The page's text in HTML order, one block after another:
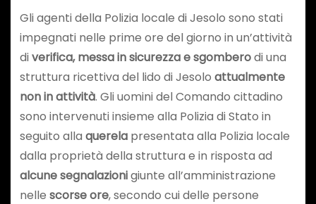
Gli agenti della Polizia locale di Jesolo sono stati
impegnati nelle prime ore del giorno in un’attività
diverifica, messa in sicurezza e sgomberodi una
struttura ricettiva del lido di Jesolo attualmente
non in attività. Gli uomini del Comando cittadino
sono intervenuti insieme alla Polizia di Stato in
seguito alla querela presentata alla Polizia locale
dalla proprietà della struttura e in risposta ad
alcune segnalazionigiunte all’amministrazione
nelle scorse ore, secondo cui delle persone